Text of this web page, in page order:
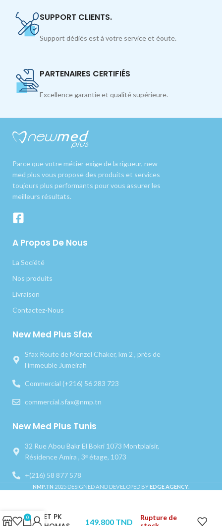
SUPPORT CLIENTS.
Support dédiés est à votre service et éoute.
PARTENAIRES CERTIFIÉS
Excellence garantie et qualité supérieure.
Parce que votre métier exige de la rigueur, new
med plus vous propose des produits et services
toujours plus performants pour vous assurer les
meilleurs résultats.
A Propos De Nous
La Société
Nos produits
Livraison
Contactez-Nous
New Med Plus Sfax
Sfax Route de Menzel Chaker, km 2 , près de
l’immeuble Jumeirah
Commercial (+216) 56 283 723
commercial.sfax@nmp.tn
New Med Plus Tunis
32 Rue Abou Bakr El Bokri 1073 Montplaisir,
Résidence Amira , 3ᵉ étage, 1073
+(216) 58 877 578
NMP.TN 2025 DESIGNED AND DEVELOPED BYEDGE AGENCY
SET PK
149.800 TND
Rupture de
0